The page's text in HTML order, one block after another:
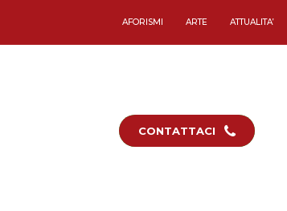
AFORISMI ARTE ATTUALITA’
CONTATTACI